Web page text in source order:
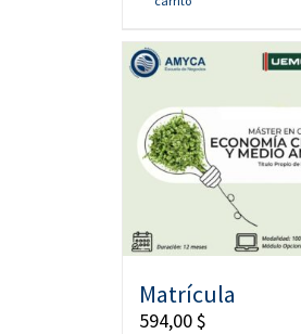
Matrícula
594,00$